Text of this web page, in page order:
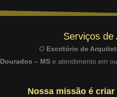
Serviços
O Escritório de
Dourados – MS e atendimento em
Nossa missão é